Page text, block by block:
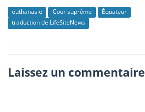
euthanasie Cour suprême
Équateur
traduction de LifeSiteNews
Laissez un commentaire